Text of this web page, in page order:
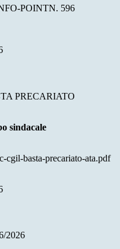
POINTN. 596
PRECARIATO
sindacale
cgil-basta-precariato-ata.pdf
2026